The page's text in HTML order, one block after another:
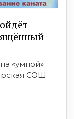
«умной»
СОШ